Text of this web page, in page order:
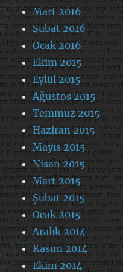
Mart 2016
Şubat 2016
Ocak 2016
Ekim 2015
Eylül 2015
Ağustos 2015
Temmuz 2015
Haziran 2015
Mayıs 2015
Nisan 2015
Mart 2015
Şubat 2015
Ocak 2015
Aralık 2014
Kasım 2014
Ekim 2014